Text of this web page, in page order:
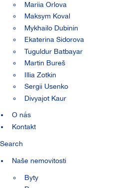
Mariia Orlova
Maksym Koval
Mykhailo Dubinin
Ekaterina Sidorova
Tuguldur Batbayar
Martin Bureš
Illia Zotkin
Sergii Usenko
Divyajot Kaur
O nás
Kontakt
Search
Naše nemovitosti
Byty